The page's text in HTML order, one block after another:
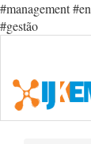
#management
#gestão
Conteúdo
principal
Barra